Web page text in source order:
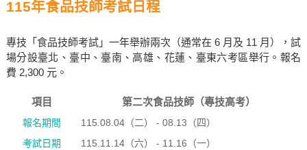
115年食品技師考試日程
專技「食品技師考試」一年舉辦兩次（通常在 6 月及 11 月），試
場分設臺北、臺中、臺南、高雄、花蓮、臺東六考區舉行。報名
費 2,300 元。
項目 第二次食品技師（專技高考）
報名期間
115.08.04（二） - 08.13（四）
考試日期
115.11.14（六） - 11.16（一）